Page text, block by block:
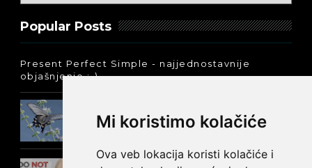
Mi koristimo kolačiće
Ova veb lokacija koristi kolačiće i
Popular Posts
Present Perfect Simple - najjednostavnije
objašnjenje :-)
engleskom: was ili were
Kako reći NEMA NA ČEMU na